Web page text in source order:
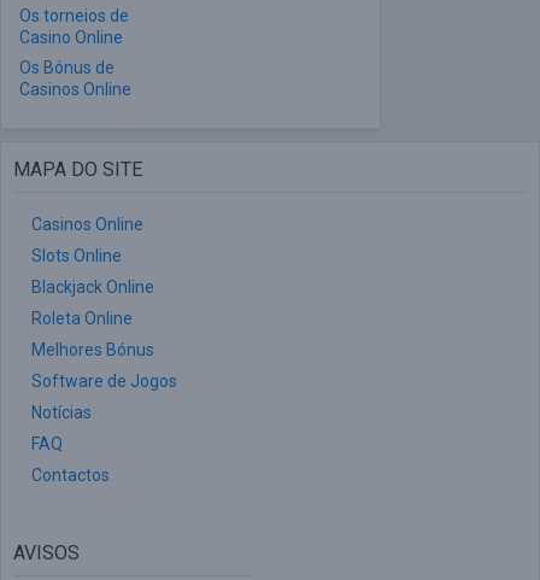
Os torneios de
Casino Online
Os Bónus de
Casinos Online
MAPA DO SITE
Casinos Online
Slots Online
Blackjack Online
Roleta Online
Melhores Bónus
Software de Jogos
Notícias
FAQ
Contactos
AVISOS